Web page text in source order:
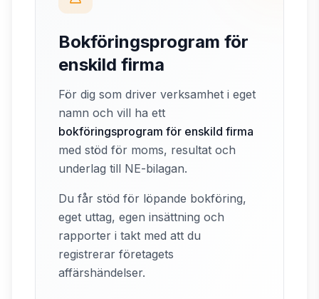
Bokföringsprogram för
enskild firma
För dig som driver verksamhet i eget
namn och vill ha ett
bokföringsprogram för enskild firma
med stöd för moms, resultat och
underlag till NE-bilagan.
Du får stöd för löpande bokföring,
eget uttag, egen insättning och
rapporter i takt med att du
registrerar företagets
affärshändelser.